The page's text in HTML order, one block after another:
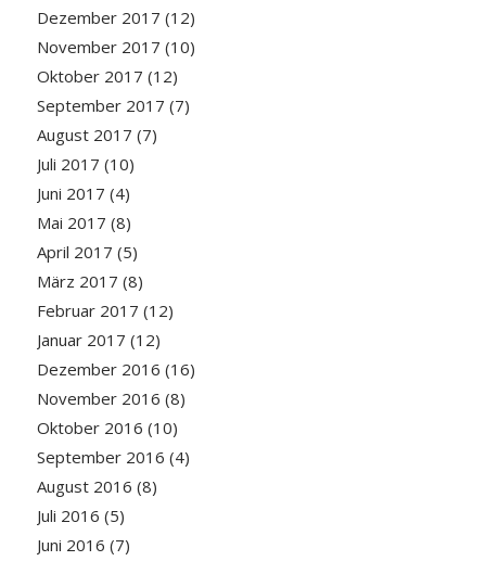
Dezember 2017 (12)
November 2017 (10)
Oktober 2017 (12)
September 2017 (7)
August 2017 (7)
Juli 2017 (10)
Juni 2017 (4)
Mai 2017 (8)
April 2017 (5)
März 2017 (8)
Februar 2017 (12)
Januar 2017 (12)
Dezember 2016 (16)
November 2016 (8)
Oktober 2016 (10)
September 2016 (4)
August 2016 (8)
Juli 2016 (5)
Juni 2016 (7)